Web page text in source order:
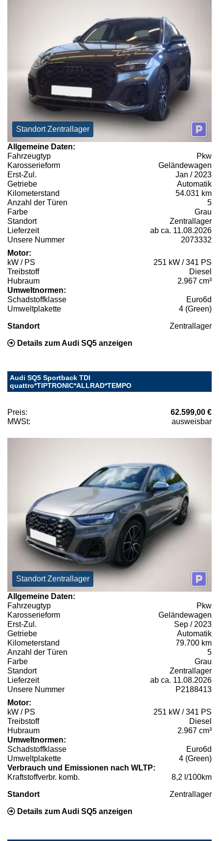
Standort Zentrallager
Allgemeine Daten:
Fahrzeugtyp
Pkw
Karosserieform
Geländewagen
Erst-Zul.
Jan / 2023
Getriebe
Automatik
Kilometerstand
54.031 km
Anzahl der Türen
5
Farbe
Grau
Standort
Zentrallager
Lieferzeit
ab ca. 11.08.2026
Unsere Nummer
2073332
Motor:
kW / PS
251 kW / 341 PS
Treibstoff
Diesel
Hubraum
2.967 cm³
Umweltnormen:
Schadstoffklasse
Euro6d
Umweltplakette
4 (Green)
Standort Zentrallager
Details zum Audi SQ5 anzeigen
Audi SQ5 Sportback TDI
quattro*TIPTRONIC*ALLRAD*TEMPO
Preis:
62.599,00 €
MWSt:
ausweisbar
Standort Zentrallager
Allgemeine Daten:
Fahrzeugtyp
Pkw
Karosserieform
Geländewagen
Erst-Zul.
Sep / 2023
Getriebe
Automatik
Kilometerstand
79.700 km
Anzahl der Türen
5
Farbe
Grau
Standort
Zentrallager
Lieferzeit
ab ca. 11.08.2026
Unsere Nummer
P2188413
Motor:
kW / PS
251 kW / 341 PS
Treibstoff
Diesel
Hubraum
2.967 cm³
Umweltnormen:
Schadstoffklasse
Euro6d
Umweltplakette
4 (Green)
Verbrauch und Emissionen nach WLTP:
Kraftstoffverbr. komb.
8,2 l/100km
Standort Zentrallager
Details zum Audi SQ5 anzeigen